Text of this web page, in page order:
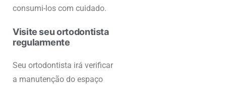
consumi-los com cuidado.
Visite seu ortodontista
regularmente
Seu ortodontista irá verificar
a manutenção do espaço